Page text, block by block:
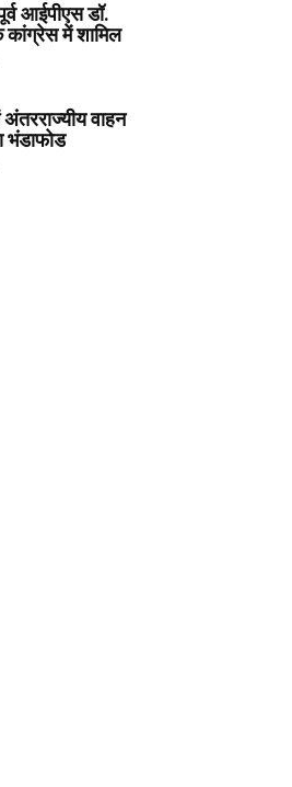
आईपीएस डॉ.
कांग्रेस में शामिल
अंतरराज्यीय वाहन
भंडाफोड